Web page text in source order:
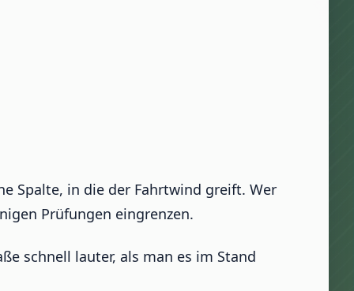
Spalte, in die der Fahrtwind greift. Wer
Prüfungen eingrenzen.
schnell lauter, als man es im Stand